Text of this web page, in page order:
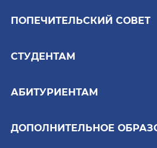
ПОПЕЧИТЕЛЬСКИЙ СОВЕТ
СТУДЕНТАМ
АБИТУРИЕНТАМ
ДОПОЛНИТЕЛЬНОЕ